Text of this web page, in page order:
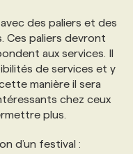
des paliers et des
Ces paliers devront
aux services. Il
de services et y
manière il sera
chez ceux
plus.
d’un festival :